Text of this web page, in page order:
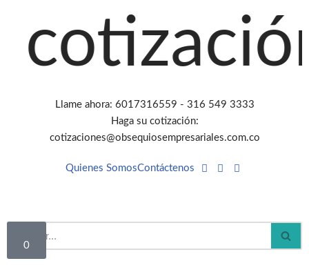
Saltar
Llame ahora: 6017316559 - 316 549 3333
Haga su cotización:
cotizaciones@obsequiosempresariales.com.co
Quienes SomosContáctenos
0